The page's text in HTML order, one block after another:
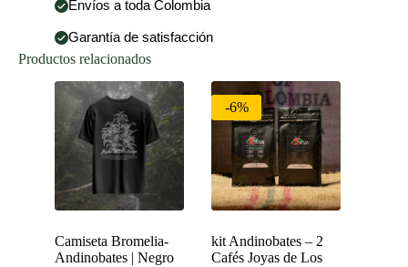
Envíos a toda Colombia
Garantía de satisfacción
Productos relacionados
Camiseta Bromelia-
Andinobates | Negro
-6%
kit Andinobates – 2
Cafés Joyas de Los